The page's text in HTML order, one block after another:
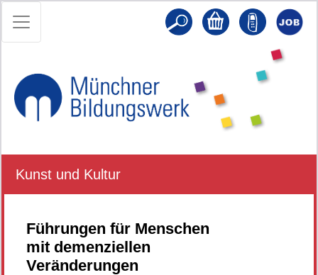
Kunst und Kultur
Führungen für Menschen
mit demenziellen
Veränderungen